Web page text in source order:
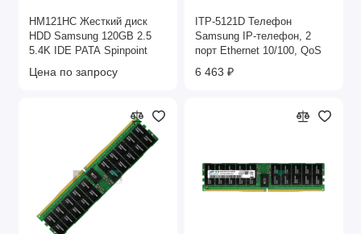
HM121HC Жесткий диск
HDD Samsung 120GB 2.5
5.4K IDE PATA Spinpoint
Цена по запросу
ITP-5121D Телефон
Samsung IP-телефон, 2
порт Ethernet 10/100, QoS
6 463 ₽